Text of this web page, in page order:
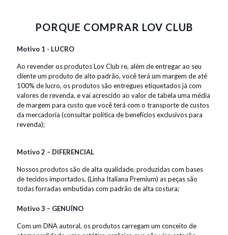
PORQUE COMPRAR LOV CLUB
Motivo 1 - LUCRO
Ao revender os produtos Lov Club re, além de entregar ao seu
cliente um produto de alto padrão, você terá um margem de até
100% de lucro, os produtos são entregues etiquetados já com
valores de revenda, e vai acrescido ao valor de tabela uma média
de margem para custo que você terá com o transporte de custos
da mercadoria (consultar política de benefícios exclusivos para
revenda);
Motivo 2 – DIFERENCIAL
Nossos produtos são de alta qualidade, produzidas com bases
de tecidos importados, (Linha Italiana Premium) as peças são
todas forradas embutidas com padrão de alta costura;
Motivo 3 – GENUÍNO
Com um DNA autoral, os produtos carregam um conceito de